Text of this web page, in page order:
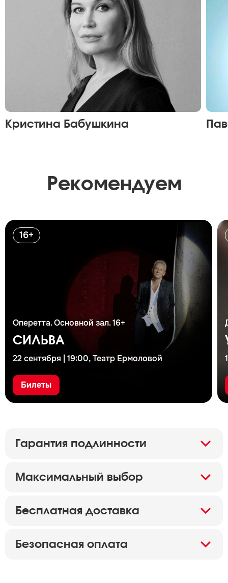
Кристина Бабушкина
Рекомендуем
16+
Оперетта. Основной зал. 16+
СИЛЬВА
22 сентября | 19:00, Театр Ермоловой
Билеты
Гарантия подлинности
Максимальный выбор
Бесплатная доставка
Безопасная оплата